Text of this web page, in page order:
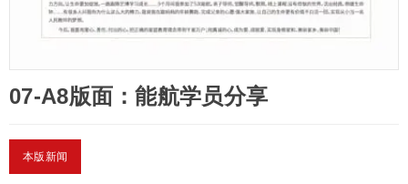
07-A8版面：能航学员分享
本版新闻